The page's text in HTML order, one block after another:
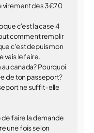
virement des 3€70
c'est la case 4
comment remplir
c'est depuis mon
vais le faire.
canada? Pourquoi
de ton passeport?
ne suffit-elle
faire la demande
une fois selon